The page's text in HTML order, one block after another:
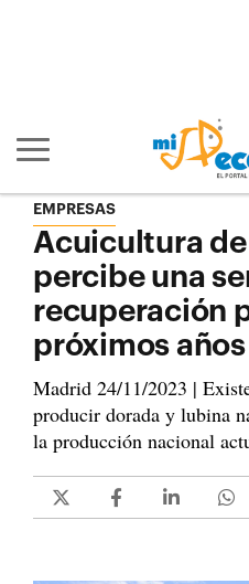
Mostrar/ocultar navegación
EMPRESAS
Acuicultura de
percibe una
recuperación
próximos años
Madrid 24/11/2023 |
producir dorada y lubina
la producción nacional